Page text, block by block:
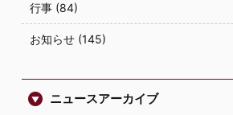
行事 (84)
お知らせ (145)
ニュースアーカイブ